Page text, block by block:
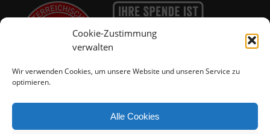
Cookie-Zustimmung
verwalten
Wir verwenden Cookies, um unsere Website und unseren Service zu
optimieren.
Alle Cookies